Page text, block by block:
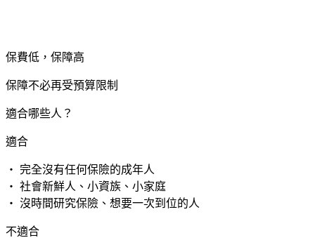
保費低，保障高
保障不必再受預算限制
適合哪些人？
適合
・ 完全沒有任何保險的成年人
・ 社會新鮮人、小資族、小家庭
・ 沒時間研究保險、想要一次到位的人
不適合